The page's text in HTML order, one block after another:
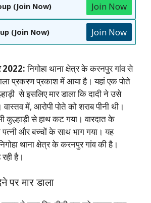
(Join Now) Join Now
(Join Now) Join Now
2022:निगोहा थाना क्षेत्र के करनपुर गांवसे
प्रकरण प्रकाश में आया है। यहां एक पोते
से इसलिए मार डाला कि दादी ने उसे
में, आरोपी पोते को शराब पीनी थी।
कुल्हाड़ी से हाथ कट गया। वारदात के
पत्नी और बच्चों के साथ भाग गया। यह
थाना क्षेत्र के करनपुर गांव की है।
है।
पर मार डाला